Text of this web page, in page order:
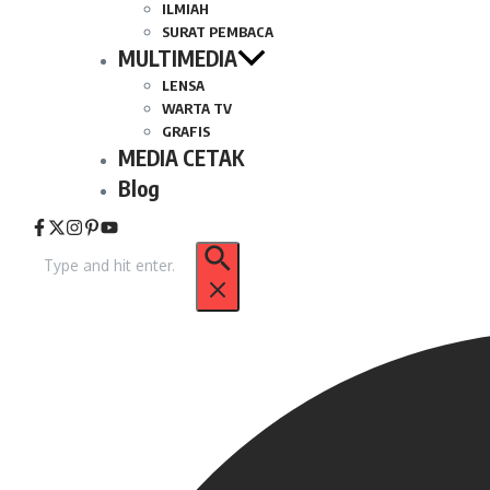
ILMIAH
SURAT PEMBACA
MULTIMEDIA
LENSA
WARTA TV
GRAFIS
MEDIA CETAK
Blog
untuk: